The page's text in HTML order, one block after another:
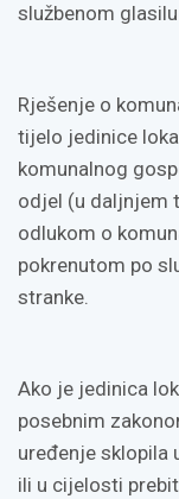
službenom
Rješenje o
tijelo jedinice
komunalnog
odjel (u daljnjem
odlukom o
pokrenutom po
stranke.
Ako je jedinica
posebnim
uređenje sklopila
ili u cijelosti